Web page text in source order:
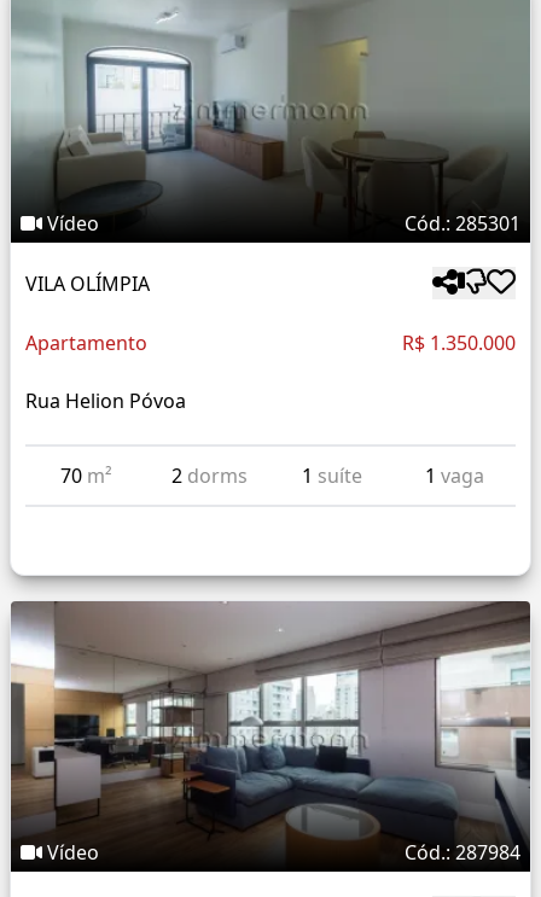
Vídeo Cód.: 285301
VILA OLÍMPIA
Apartamento R$ 1.350.000
Rua Helion Póvoa
70 m² 2 dorms 1 suíte 1 vaga
Vídeo Cód.: 287984